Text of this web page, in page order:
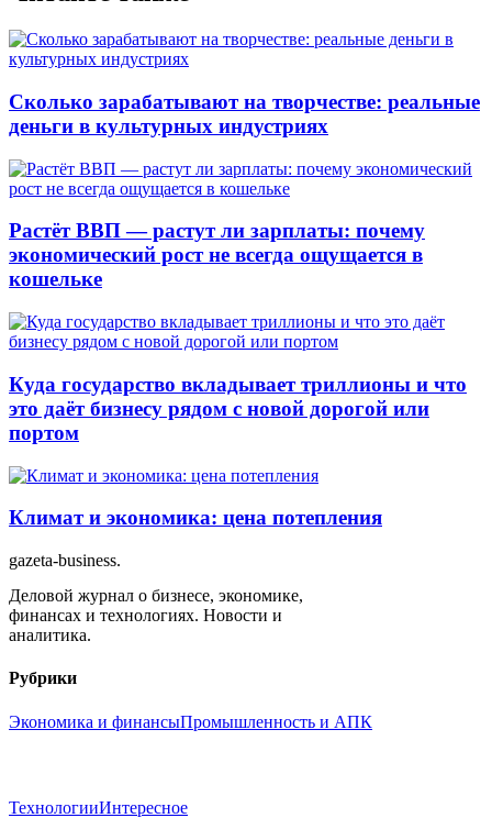
Сколько зарабатывают на творчестве: реальные
деньги в культурных индустриях
Растёт ВВП — растут ли зарплаты: почему
экономический рост не всегда ощущается в
кошельке
Куда государство вкладывает триллионы и что
это даёт бизнесу рядом с новой дорогой или
портом
Климат и экономика: цена потепления
gazeta-business.
Деловой журнал о бизнесе, экономике,
финансах и технологиях. Новости и
аналитика.
Рубрики
Экономика и финансыПромышленность и АПК
ТехнологииИнтересное